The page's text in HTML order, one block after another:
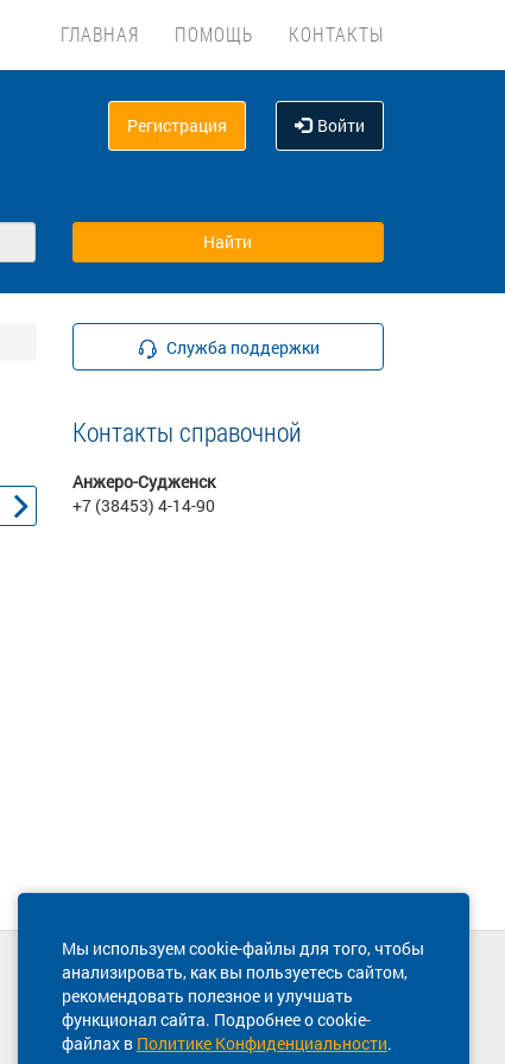
ГЛАВНАЯ ПОМОЩЬ КОНТАКТЫ
Регистрация Войти
Служба поддержки
Контакты справочной
Анжеро-Судженск
+7 (38453) 4-14-90
Мы используем cookie-файлы для того, чтобы
анализировать, как вы пользуетесь сайтом,
рекомендовать полезное и улучшать
функционал сайта. Подробнее о cookie-
файлах в Политике Конфиденциальности.
Техническая поддержка сайта
8 800 600-03-38